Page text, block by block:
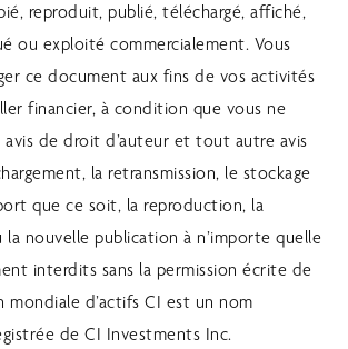
reproduit, publié, téléchargé, affiché,
ou exploité commercialement. Vous
ce document aux fins de vos activités
financier, à condition que vous ne
avis de droit d’auteur et tout autre avis
la retransmission, le stockage
que ce soit, la reproduction, la
nouvelle publication à n’importe quelle
interdits sans la permission écrite de
mondiale d’actifs CI est un nom
de CI Investments Inc.